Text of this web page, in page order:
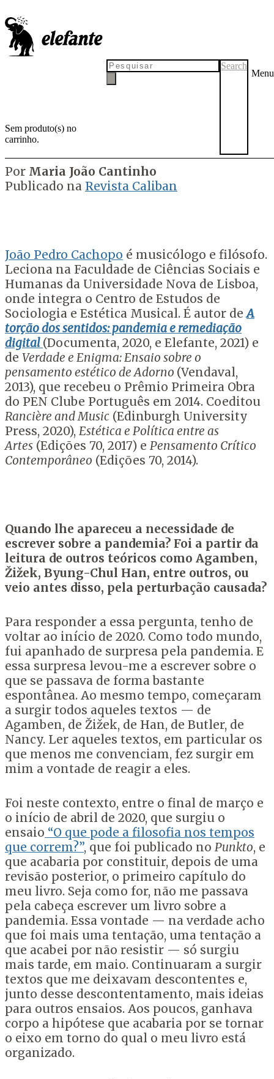
Sem produto(s) no
carrinho.
Search
Menu
'A variedade de interpretações
filosóficas sobre a pandemia é
um sintoma de vitalidade'
Por Maria João Cantinho
Publicado na Revista Caliban
João Pedro Cachopo é musicólogo e filósofo.
Leciona na Faculdade de Ciências Sociais e
Humanas da Universidade Nova de Lisboa,
onde integra o Centro de Estudos de
Sociologia e Estética Musical. É autor deA
torção dos sentidos: pandemia e remediação
digital (Documenta, 2020, e Elefante, 2021) e
de Verdade e Enigma: Ensaio sobre o
pensamento estético de Adorno (Vendaval,
2013), que recebeu o Prêmio Primeira Obra
do PEN Clube Português em 2014. Coeditou
Rancière and Music (Edinburgh University
Press, 2020), Estética e Política entre as
Artes (Edições 70, 2017) e Pensamento Crítico
Contemporâneo (Edições 70, 2014).
Quando lhe apareceu a necessidade de
escrever sobre a pandemia? Foi a partir da
leitura de outros teóricos como Agamben,
Žižek, Byung-Chul Han, entre outros, ou
veio antes disso, pela perturbação causada?
Para responder a essa pergunta, tenho de
voltar ao início de 2020. Como todo mundo,
fui apanhado de surpresa pela pandemia. E
essa surpresa levou-me a escrever sobre o
que se passava de forma bastante
espontânea. Ao mesmo tempo, começaram
a surgir todos aqueles textos — de
Agamben, de Žižek, de Han, de Butler, de
Nancy. Ler aqueles textos, em particular os
que menos me convenciam, fez surgir em
mim a vontade de reagir a eles.
Foi neste contexto, entre o final de março e
o início de abril de 2020, que surgiu o
ensaio “O que pode a filosofia nos tempos
que correm?”, que foi publicado no Punkto, e
que acabaria por constituir, depois de uma
revisão posterior, o primeiro capítulo do
meu livro. Seja como for, não me passava
pela cabeça escrever um livro sobre a
pandemia. Essa vontade — na verdade acho
que foi mais uma tentação, uma tentação a
que acabei por não resistir — só surgiu
mais tarde, em maio. Continuaram a surgir
textos que me deixavam descontentes e,
junto desse descontentamento, mais ideias
para outros ensaios. Aos poucos, ganhava
corpo a hipótese que acabaria por se tornar
o eixo em torno do qual o meu livro está
organizado.